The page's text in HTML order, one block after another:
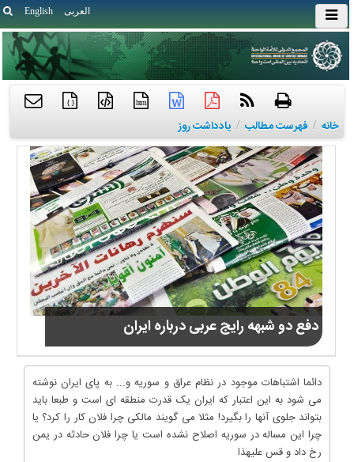
English العربی
htm
{ }
خانه / فهرست مطالب / یادداشت روز
دفع دو شبهه رایج عربی درباره ایران
دائما اشتباهات موجود در نظام عراق و سوریه و... به پای ایران نوشته
می شود به این اعتبار که ایران یک قدرت منطقه ای است و طبعا باید
بتواند جلوی آنها را بگیرد! مثلا می گویند مالکی چرا فلان کار را کرد؟ یا
چرا این مساله در سوریه اصلاح نشده است یا چرا فلان حادثه در یمن
رخ داد و قس علیهذا